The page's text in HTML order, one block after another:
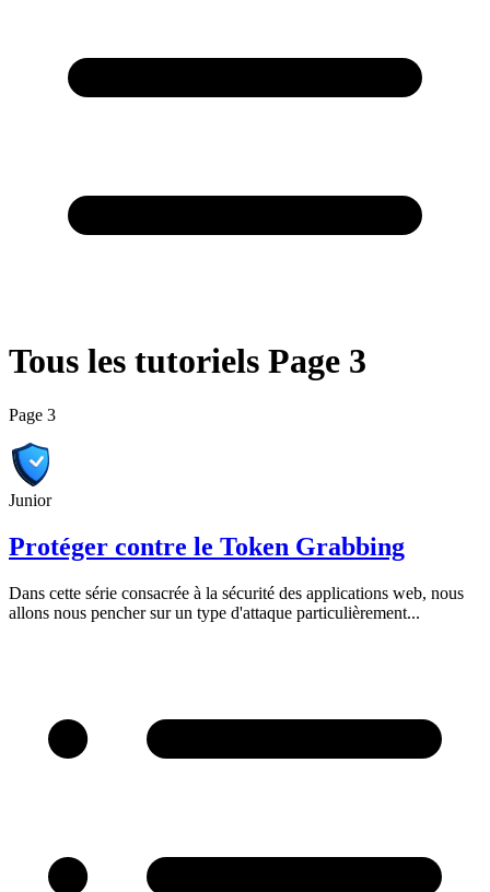
Tous les tutoriels Page 3
Page 3
Junior
Protéger contre le Token Grabbing
Dans cette série consacrée à la sécurité des applications web, nous
allons nous pencher sur un type d'attaque particulièrement...